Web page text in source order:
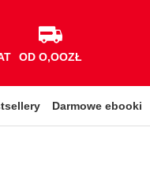
OD O,OOZŁ
Darmowe ebooki